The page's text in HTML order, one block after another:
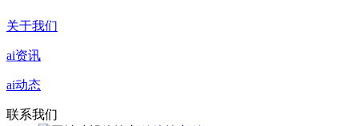
关于我们
ai资讯
ai动态
联系我们